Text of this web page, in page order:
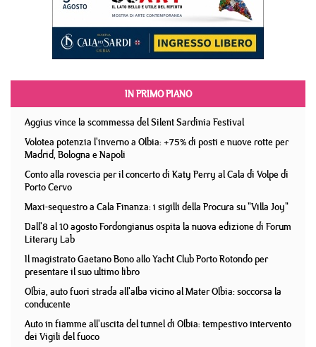
IN PRIMO PIANO
Aggius vince la scommessa del Silent Sardinia Festival
Volotea potenzia l'inverno a Olbia: +75% di posti e nuove rotte per
Madrid, Bologna e Napoli
Conto alla rovescia per il concerto di Katy Perry al Cala di Volpe di
Porto Cervo
Maxi-sequestro a Cala Finanza: i sigilli della Procura su "Villa Joy"
Dall'8 al 10 agosto Fordongianus ospita la nuova edizione di Forum
Literary Lab
Il magistrato Gaetano Bono allo Yacht Club Porto Rotondo per
presentare il suo ultimo libro
Olbia, auto fuori strada all'alba vicino al Mater Olbia: soccorsa la
conducente
Auto in fiamme all'uscita del tunnel di Olbia: tempestivo intervento
dei Vigili del fuoco